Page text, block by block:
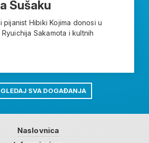
Sušaku
pijanist Hibiki Kojima donosi u
Sakamota i kultnih
SVA DOGAĐANJA
Naslovnica